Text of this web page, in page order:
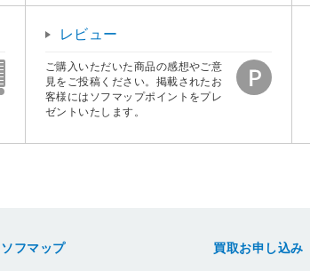
レビュー
ご購入いただいた商品の感想やご意
見をご投稿ください。掲載されたお
客様にはソフマップポイントをプレ
ゼントいたします。
ソフマップ 買取お申し込み